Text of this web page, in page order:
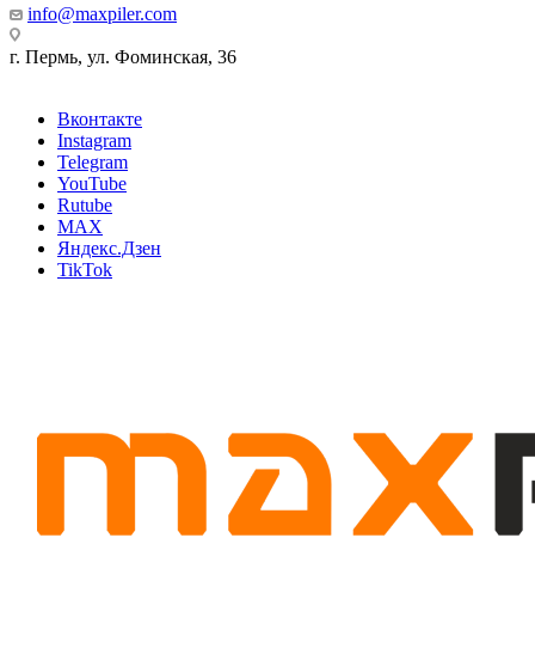
info@maxpiler.com
г. Пермь, ул. Фоминская, 36
Вконтакте
Instagram
Telegram
YouTube
Rutube
MAX
Яндекс.Дзен
TikTok